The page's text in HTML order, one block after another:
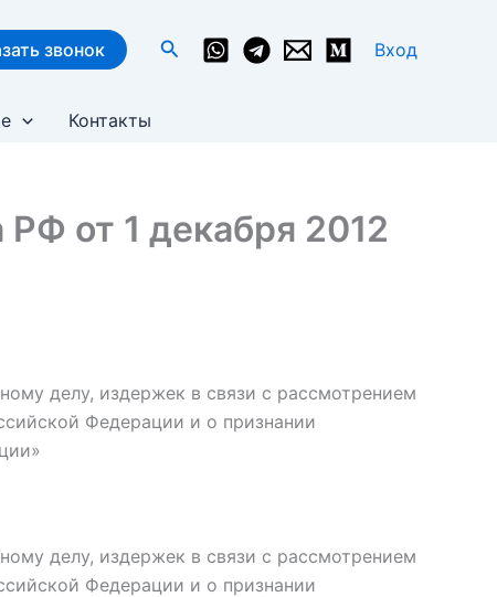
звонок Поиск Вход
Контакты
от 1 декабря 2012
делу, издержек в связи с рассмотрением
Федерации и о признании
делу, издержек в связи с рассмотрением
Федерации и о признании